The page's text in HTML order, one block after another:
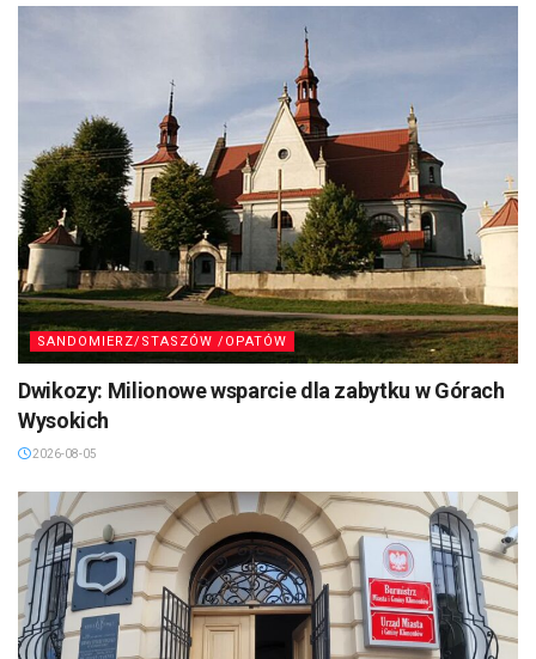
SANDOMIERZ/STASZÓW /OPATÓW
Dwikozy: Milionowe wsparcie dla zabytku w Górach
Wysokich
2026-08-05